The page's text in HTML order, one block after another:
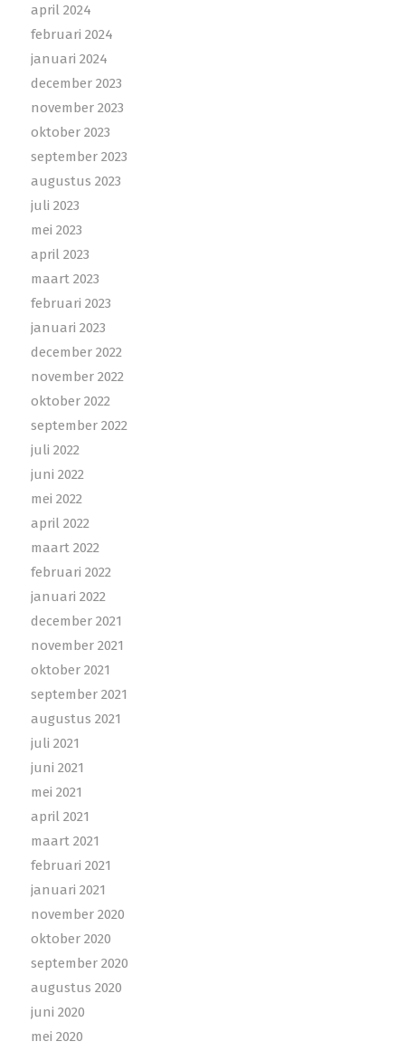
april 2024
februari 2024
januari 2024
december 2023
november 2023
oktober 2023
september 2023
augustus 2023
juli 2023
mei 2023
april 2023
maart 2023
februari 2023
januari 2023
december 2022
november 2022
oktober 2022
september 2022
juli 2022
juni 2022
mei 2022
april 2022
maart 2022
februari 2022
januari 2022
december 2021
november 2021
oktober 2021
september 2021
augustus 2021
juli 2021
juni 2021
mei 2021
april 2021
maart 2021
februari 2021
januari 2021
november 2020
oktober 2020
september 2020
augustus 2020
juni 2020
mei 2020